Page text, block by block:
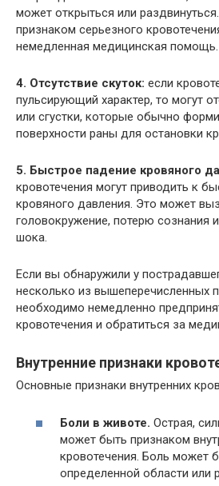
может открыться или
признаком серьезного
немедленная медицинская помощь.
4. Отсутствие скуток: если
пульсирующий характер, то могут
или сгустки, которые обычно
поверхности раны для остановки
5. Быстрое падение кровяного
кровотечения могут приводить к
кровяного давления. Это может
головокружение, потерю сознания
шока.
Если вы обнаружили у
несколько из вышеперечисленных
необходимо немедленно
кровотечения и обратиться за
Внутренние признаки
Основные признаки внутренних
Боли в животе. Острая,
может быть признаком
кровотечения. Боль может
определенной области или